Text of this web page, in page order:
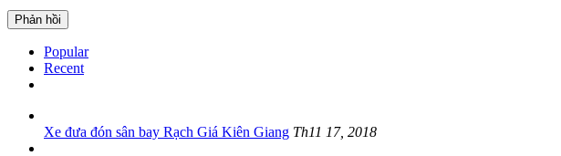
Popular
Recent
Xe đưa đón sân bay Rạch Giá Kiên Giang Th11 17, 2018